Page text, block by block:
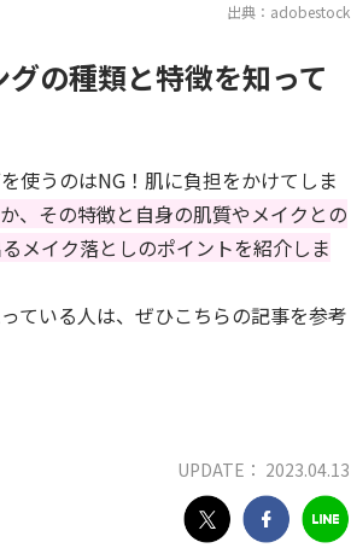
出典：adobestock
の種類と特徴を知って
使うのはNG！肌に負担をかけてしま
、その特徴と自身の肌質やメイクとの
メイク落としのポイントを紹介しま
ている人は、ぜひこちらの記事を参考
UPDATE： 2023.04.13